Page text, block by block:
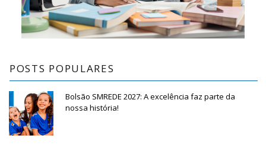
POSTS POPULARES
Bolsão SMREDE 2027: A excelência faz parte da
nossa história!